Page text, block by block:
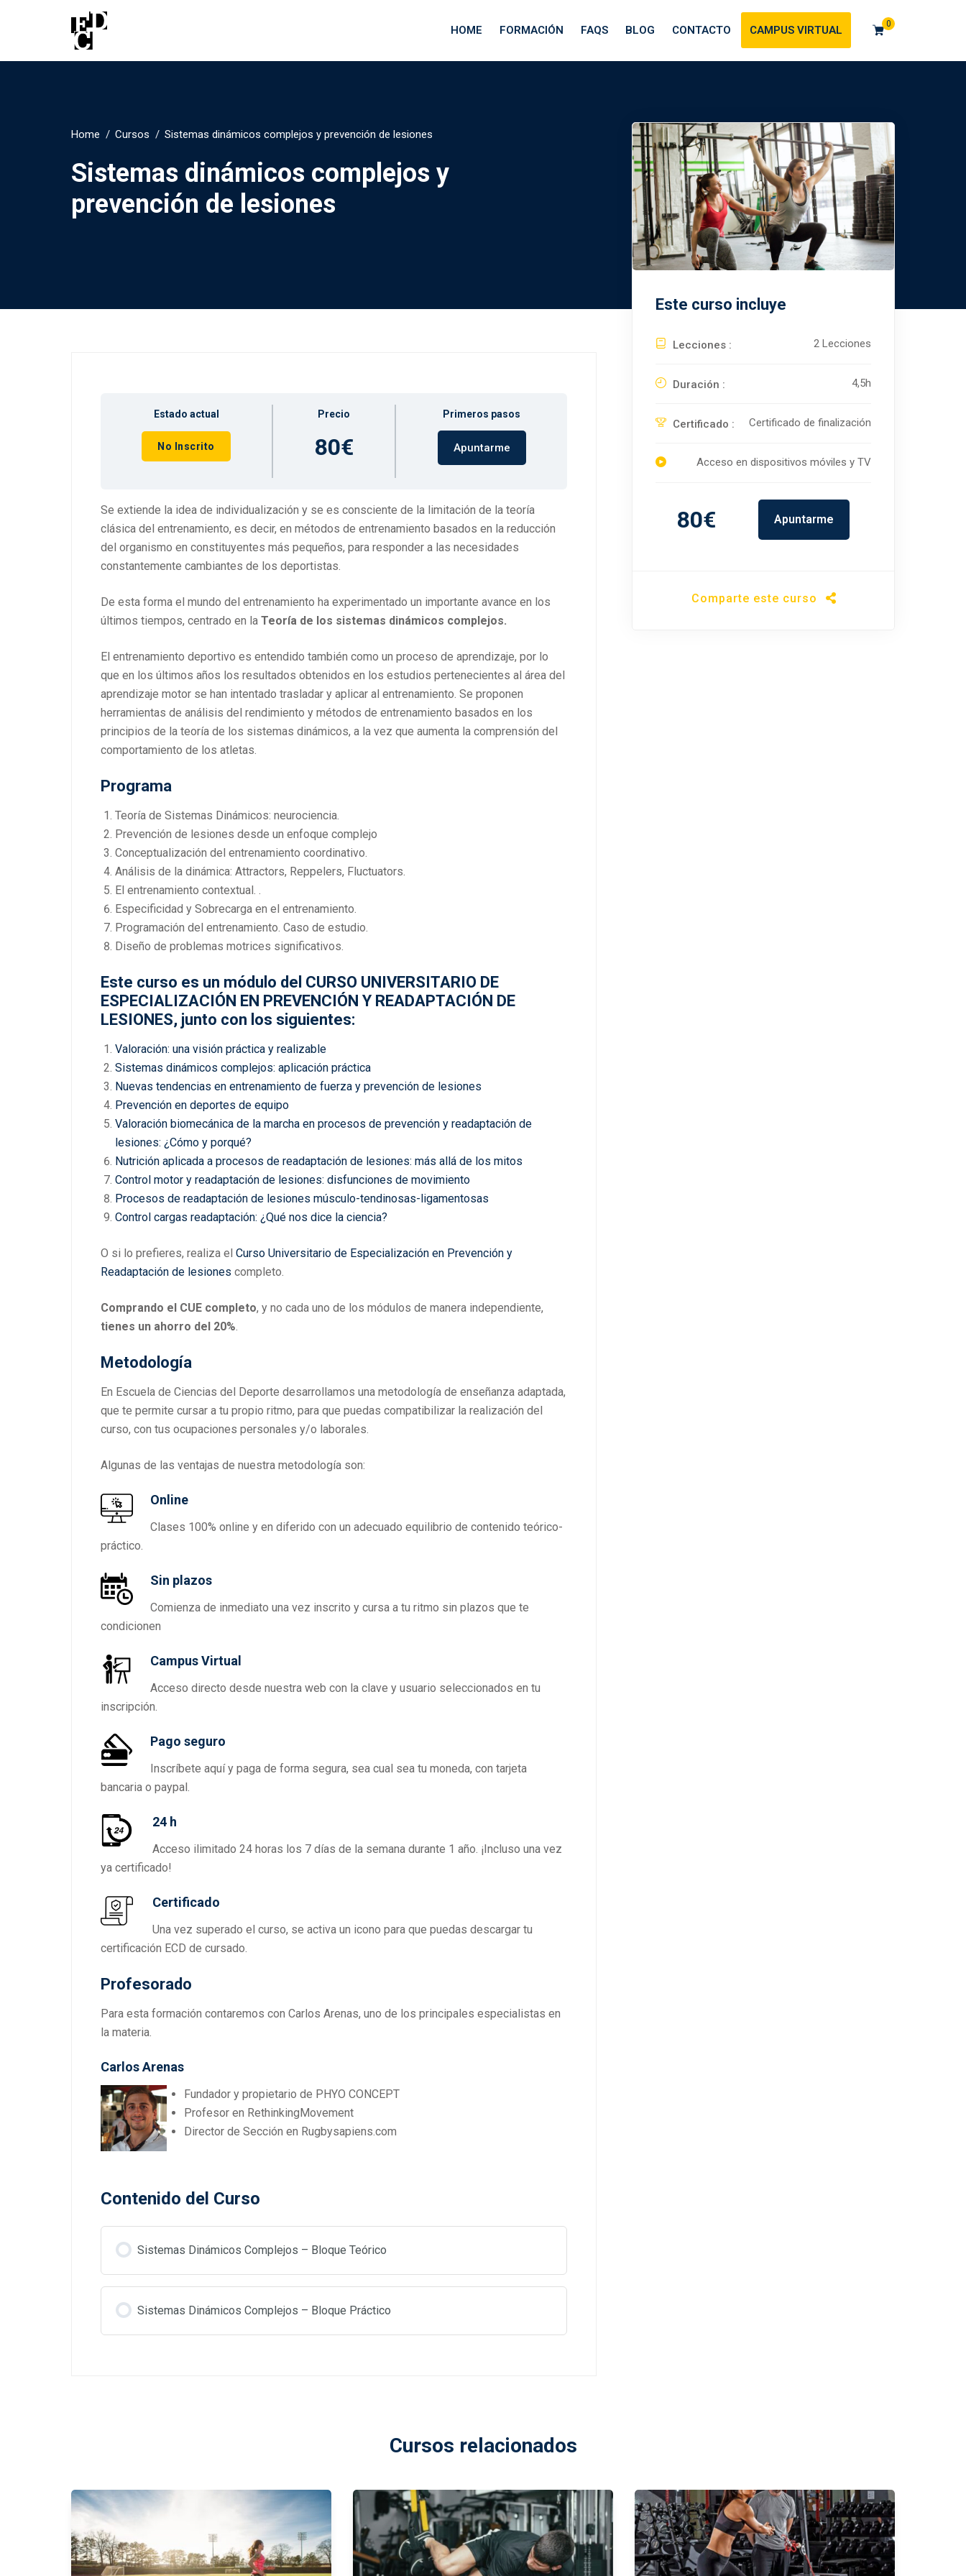
0
HOME FORMACIÓN FAQS BLOG CONTACTO CAMPUS VIRTUAL
Home Cursos Sistemas dinámicos complejos y prevención de lesiones
Sistemas dinámicos complejos y
prevención de lesiones
Estado actual
No Inscrito
Precio
80€
Primeros pasos
Apuntarme
Se extiende la idea de individualización y se es consciente de la limitación de la teoría
clásica del entrenamiento, es decir, en métodos de entrenamiento basados en la reducción
del organismo en constituyentes más pequeños, para responder a las necesidades
constantemente cambiantes de los deportistas.
De esta forma el mundo del entrenamiento ha experimentado un importante avance en los
últimos tiempos, centrado en la Teoría de los sistemas dinámicos complejos.
El entrenamiento deportivo es entendido también como un proceso de aprendizaje, por lo
que en los últimos años los resultados obtenidos en los estudios pertenecientes al área del
aprendizaje motor se han intentado trasladar y aplicar al entrenamiento. Se proponen
herramientas de análisis del rendimiento y métodos de entrenamiento basados en los
principios de la teoría de los sistemas dinámicos, a la vez que aumenta la comprensión del
comportamiento de los atletas.
Programa
Teoría de Sistemas Dinámicos: neurociencia.
Prevención de lesiones desde un enfoque complejo
Conceptualización del entrenamiento coordinativo.
Análisis de la dinámica: Attractors, Reppelers, Fluctuators.
El entrenamiento contextual. .
Especificidad y Sobrecarga en el entrenamiento.
Programación del entrenamiento. Caso de estudio.
Diseño de problemas motrices significativos.
Este curso es un módulo del CURSO UNIVERSITARIO DE
ESPECIALIZACIÓN EN PREVENCIÓN Y READAPTACIÓN DE
LESIONES, junto con los siguientes:
Valoración: una visión práctica y realizable
Sistemas dinámicos complejos: aplicación práctica
Nuevas tendencias en entrenamiento de fuerza y prevención de lesiones
Prevención en deportes de equipo
Valoración biomecánica de la marcha en procesos de prevención y readaptación de
lesiones: ¿Cómo y porqué?
Nutrición aplicada a procesos de readaptación de lesiones: más allá de los mitos
Control motor y readaptación de lesiones: disfunciones de movimiento
Procesos de readaptación de lesiones músculo-tendinosas-ligamentosas
Control cargas readaptación: ¿Qué nos dice la ciencia?
O si lo prefieres, realiza el Curso Universitario de Especialización en Prevención y
Readaptación de lesiones completo.
Comprando el CUE completo, y no cada uno de los módulos de manera independiente,
tienes un ahorro del 20%.
Metodología
En Escuela de Ciencias del Deporte desarrollamos una metodología de enseñanza adaptada,
que te permite cursar a tu propio ritmo, para que puedas compatibilizar la realización del
curso, con tus ocupaciones personales y/o laborales.
Algunas de las ventajas de nuestra metodología son:
Online
Clases 100% online y en diferido con un adecuado equilibrio de contenido teórico-
práctico.
Sin plazos
Comienza de inmediato una vez inscrito y cursa a tu ritmo sin plazos que te
condicionen
Campus Virtual
Acceso directo desde nuestra web con la clave y usuario seleccionados en tu
inscripción.
Pago seguro
Inscríbete aquí y paga de forma segura, sea cual sea tu moneda, con tarjeta
bancaria o paypal.
24 h
Acceso ilimitado 24 horas los 7 días de la semana durante 1 año. ¡Incluso una vez
ya certificado!
Certificado
Una vez superado el curso, se activa un icono para que puedas descargar tu
certificación ECD de cursado.
Profesorado
Para esta formación contaremos con Carlos Arenas, uno de los principales especialistas en
la materia.
Carlos Arenas
Fundador y propietario de PHYO CONCEPT
Profesor en RethinkingMovement
Director de Sección en Rugbysapiens.com
Contenido del Curso
Sistemas Dinámicos Complejos – Bloque Teórico
Sistemas Dinámicos Complejos – Bloque Práctico
Este curso incluye
Lecciones : 2 Lecciones
Duración : 4,5h
Certificado : Certificado de finalización
Acceso en dispositivos móviles y TV
80€ Apuntarme
Comparte este curso
Cursos relacionados